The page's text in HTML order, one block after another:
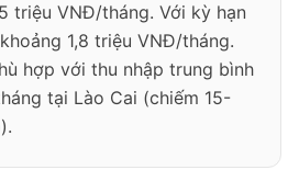
triệu VNĐ/tháng. Với kỳ hạn
1,8 triệu VNĐ/tháng.
hợp với thu nhập trung bình
tại Lào Cai (chiếm 15-